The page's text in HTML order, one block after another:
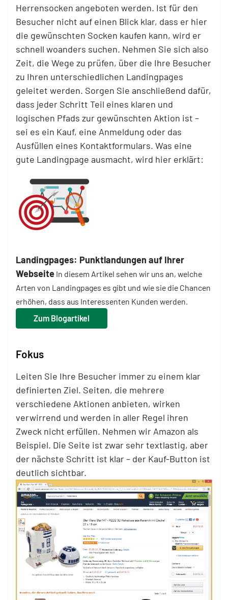
Herrensocken angeboten werden. Ist für den
Besucher nicht auf einen Blick klar, dass er hier
die gewünschten Socken kaufen kann, wird er
schnell woanders suchen. Nehmen Sie sich also
Zeit, die Wege zu prüfen, über die Ihre Besucher
zu Ihren unterschiedlichen Landingpages
geleitet werden. Sorgen Sie anschließend dafür,
dass jeder Schritt Teil eines klaren und
logischen Pfads zur gewünschten Aktion ist –
sei es ein Kauf, eine Anmeldung oder das
Ausfüllen eines Kontaktformulars. Was eine
gute Landingpage ausmacht, wird hier erklärt:
Landingpages: Punktlandungen auf Ihrer
Webseite In diesem Artikel sehen wir uns an, welche
Arten von Landingpages es gibt und wie sie die Chancen
erhöhen, dass aus Interessenten Kunden werden.
Zum Blogartikel
Fokus
Leiten Sie Ihre Besucher immer zu einem klar
definierten Ziel. Seiten, die mehrere
verschiedene Aktionen anbieten, wirken
verwirrend und werden in aller Regel ihren
Zweck nicht erfüllen. Nehmen wir Amazon als
Beispiel. Die Seite ist zwar sehr textlastig, aber
der nächste Schritt ist klar – der Kauf-Button ist
deutlich sichtbar.